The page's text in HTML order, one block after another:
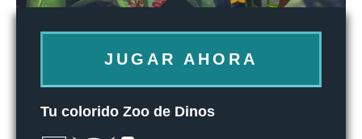
JUGAR AHORA
Tu colorido Zoo de Dinos